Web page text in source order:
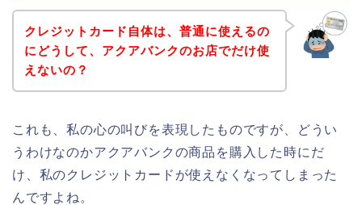
クレジットカード自体は、普通に使えるの
にどうして、アクアバンクのお店でだけ使
えないの？
これも、私の心の叫びを表現したものですが、どうい
うわけなのかアクアバンクの商品を購入した時にだ
け、私のクレジットカードが使えなくなってしまった
んですよね。